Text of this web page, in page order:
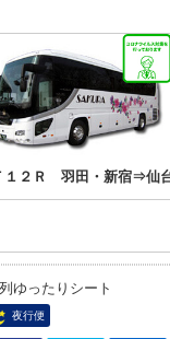
１２Ｒ 羽田・新宿⇒仙
ゆったりシート
夜行便